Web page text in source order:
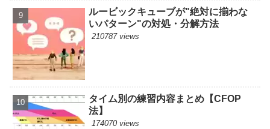
ルービックキューブが"絶対に揃わな
いパターン"の対処・分解方法
210787 views
タイム別の練習内容まとめ【CFOP
法】
174070 views